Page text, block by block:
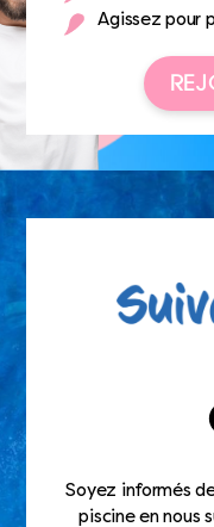
Agissez pour
Soyez informés
piscine en nous